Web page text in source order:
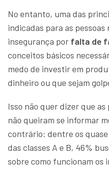
No entanto, uma das
indicadas para as pessoas
insegurança por falta de
conceitos básicos
medo de investir em
dinheiro ou que sejam
Isso não quer dizer que
não queiram se informar
contrário: dentre os
das classes A e B, 46%
sobre como funcionam os